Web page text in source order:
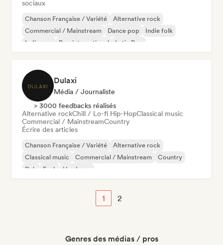
sociaux
Chanson Française / Variété
Alternative rock
Commercial / Mainstream
Dance pop
Indie folk
Indie pop
Pop international Latin Pop
Dulaxi
Média / Journaliste
> 3000 feedbacks réalisés
Alternative rockChill / Lo-fi Hip-HopClassical music
Commercial / MainstreamCountry
Écrire des articles
Chanson Française / Variété
Alternative rock
Classical music
Commercial / Mainstream
Country
Dub
Funk Hardcore
1 2
Genres des médias / pros